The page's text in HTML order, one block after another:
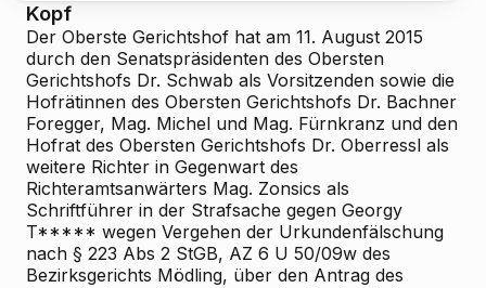
Kopf
Der Oberste Gerichtshof hat am 11. August 2015
durch den Senatspräsidenten des Obersten
Gerichtshofs Dr. Schwab als Vorsitzenden sowie die
Hofrätinnen des Obersten Gerichtshofs Dr. Bachner
Foregger, Mag. Michel und Mag. Fürnkranz und den
Hofrat des Obersten Gerichtshofs Dr. Oberressl als
weitere Richter in Gegenwart des
Richteramtsanwärters Mag. Zonsics als
Schriftführer in der Strafsache gegen Georgy
T***** wegen Vergehen der Urkundenfälschung
nach § 223 Abs 2 StGB, AZ 6 U 50/09w des
Bezirksgerichts Mödling, über den Antrag des